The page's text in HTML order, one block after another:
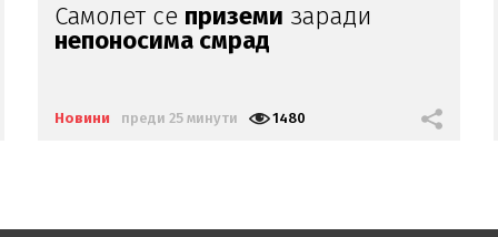
Родителите на Ангел, починал на
зъболекарския стол:
Нашето дете
е интоксикирано
Новини преди 37 минути 1219